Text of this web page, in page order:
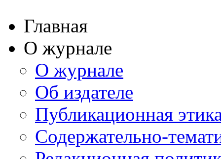
Главная
О журнале
О журнале
Об издателе
Публикационная
Содержательно-